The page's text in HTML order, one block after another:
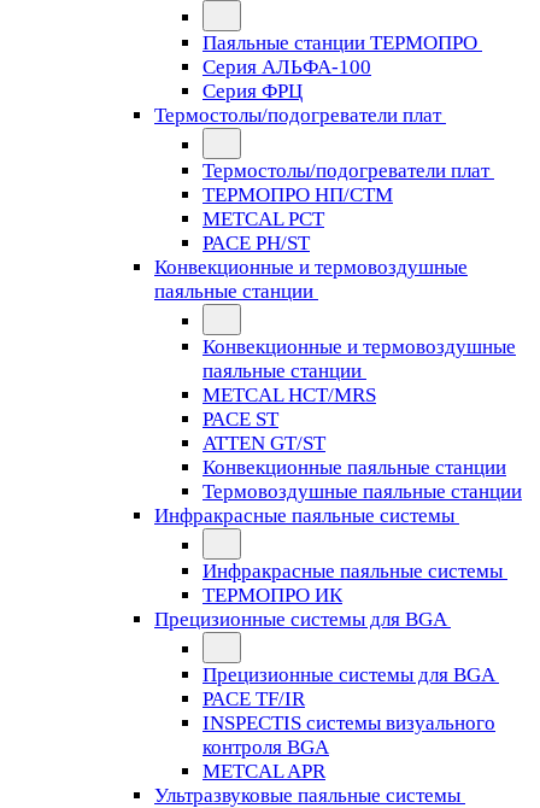
Паяльные станции ТЕРМОПРО
Серия АЛЬФА-100
Серия ФРЦ
Термостолы/подогреватели плат
Термостолы/подогреватели плат
ТЕРМОПРО НП/СТМ
METCAL PCT
PACE PH/ST
Конвекционные и термовоздушные
паяльные станции
Конвекционные и термовоздушные
паяльные станции
METCAL HCT/MRS
PACE ST
ATTEN GT/ST
Конвекционные паяльные станции
Термовоздушные паяльные станции
Инфракрасные паяльные системы
Инфракрасные паяльные системы
ТЕРМОПРО ИК
Прецизионные системы для BGA
Прецизионные системы для BGA
PACE TF/IR
INSPECTIS системы визуального
контроля BGA
METCAL APR
Ультразвуковые паяльные системы